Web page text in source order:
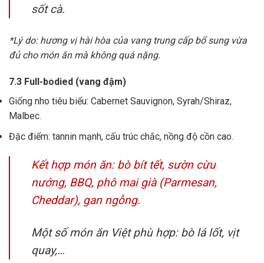
sốt cà.
*Lý do: hương vị hài hòa của vang trung cấp bổ sung vừa
đủ cho món ăn mà không quá nặng.
7.3 Full-bodied (vang đậm)
Giống nho tiêu biểu: Cabernet Sauvignon, Syrah/Shiraz,
Malbec.
Đặc điểm: tannin mạnh, cấu trúc chắc, nồng độ cồn cao.
Kết hợp món ăn: bò bít tết, sườn cừu
nướng, BBQ, phô mai già (Parmesan,
Cheddar), gan ngỗng.
Một số món ăn Việt phù hợp: bò lá lốt, vịt
quay,…